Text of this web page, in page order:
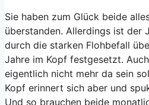
Sie haben zum Glück beide
überstanden. Allerdings ist der
durch die starken Flohbefall
Jahre im Kopf festgesetzt.
eigentlich nicht mehr da sein
Kopf erinnert sich aber und
Und so brauchen beide